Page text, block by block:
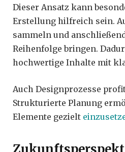
Dieser Ansatz kann
Erstellung hilfreich sein.
sammeln und
Reihenfolge bringen.
hochwertige Inhalte mit
Auch Designprozesse
Strukturierte Planung
Elemente gezielt